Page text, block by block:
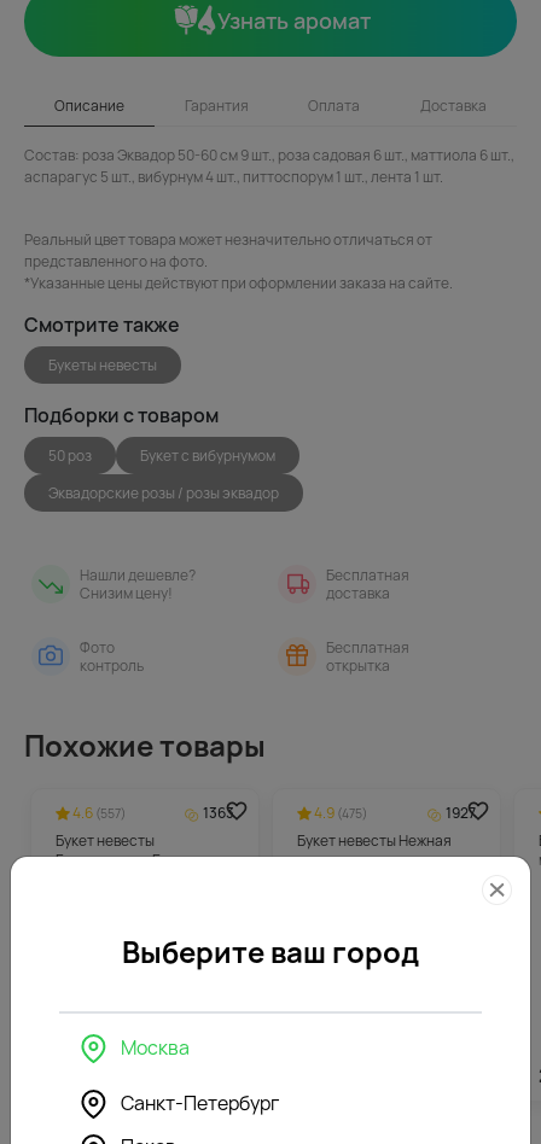
Узнать аромат
Описание Гарантия Оплата Доставка
Состав: роза Эквадор 50-60 см 9 шт., роза садовая 6 шт., маттиола 6 шт.,
аспарагус 5 шт., вибурнум 4 шт., питтоспорум 1 шт., лента 1 шт.
Реальный цвет товара может незначительно отличаться от
представленного на фото.
*Указанные цены действуют при оформлении заказа на сайте.
Смотрите также
Букеты невесты
Подборки с товаром
50 роз
Букет с вибурнумом
Эквадорские розы / розы эквадор
Нашли дешевле?
Снизим цену!
Бесплатная
доставка
Фото
контроль
Бесплатная
открытка
Похожие товары
4.6 (557)
1363
Букет невесты
Белоснежная Гармония
4.9 (475)
1927
Букет невесты Нежная
Выберите ваш город
Москва
Санкт-Петербург